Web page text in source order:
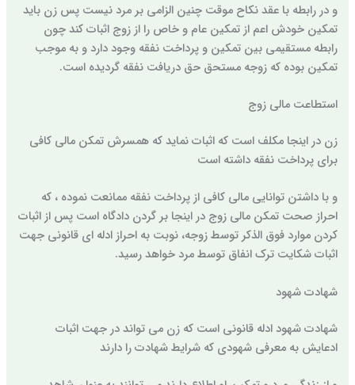
و در رابطه با عقد نکاح موقت چنین الزامی بر مرد نیست پس زن باید
تمکین خودش اعم از تمکین عام و خاص را از زوج اثبات کند چون
رابطه مستقیمی بین تمکین و پرداخت نفقه وجود دارد و به موجب
تمکین بوده که زوجه مستحق حق دریافت نفقه گردیده است.
استطاعت مالی زوج
زن در اینجا مکلف است که اثبات نماید که همسرش تمکن مالی کافی
برای پرداخت نفقه داشته است
و با داشتن توانایی مالی کافی از پرداخت نفقه ممانعت نموده ، که
احراز صحت تمکن مالی زوج در اینجا بر گردن دادگاه است پس از اثبات
کردن موارد فوق الذکر توسط زوجه، نوبت به احراز ادله ای قانونی جهت
اثبات شکایت ترک انفاق توسط مرد خواهد رسید.
شهادت شهود
شهادت شهود ادله قانونی است که زن می تواند در جهت اثبات
ادعایش به معرفی شهودی که شرایط شهادت را دارند